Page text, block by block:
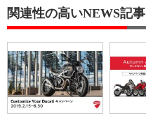
関連性の高いNEWS記事